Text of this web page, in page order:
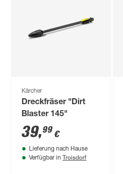
Kärcher
Dreckfräser "Dirt
Blaster 145"
39,99 €
Lieferung nach Hause
Verfügbar in Troisdorf